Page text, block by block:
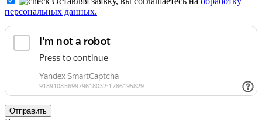
персональных данных.
Отправить